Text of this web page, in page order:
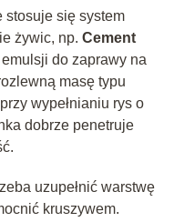
stosuje się system
żywic, np. Cement
do zaprawy na
masę typu
wypełnianiu rys o
dobrze penetruje
uzupełnić warstwę
kruszywem.